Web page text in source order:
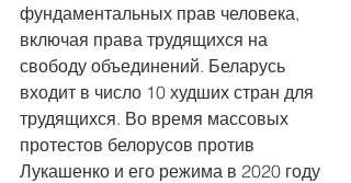
фундаментальных прав человека,
включая права трудящихся на
свободу объединений. Беларусь
входит в число 10 худших стран для
трудящихся. Во время массовых
протестов белорусов против
Лукашенко и его режима в 2020 году